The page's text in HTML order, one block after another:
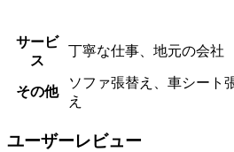
サービ
ス
丁寧な仕事、地元の会社
その他
ソファ張替え、車シート
え
ユーザーレビュー